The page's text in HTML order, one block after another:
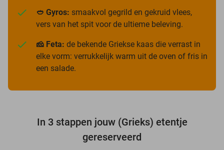
🥙 Gyros: smaakvol gegrild en gekruid vlees,
vers van het spit voor de ultieme beleving.
🧀 Feta: de bekende Griekse kaas die verrast in
elke vorm: verrukkelijk warm uit de oven of fris in
een salade.
In 3 stappen jouw (Grieks) etentje
gereserveerd